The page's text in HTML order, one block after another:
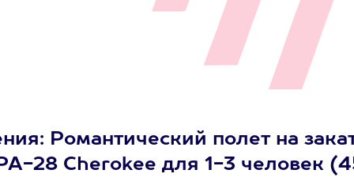
Романтический полет на
28 Cherokee для 1-3 человек